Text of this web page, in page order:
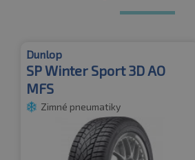
Dunlop
SP Winter Sport 3D AO
MFS
Zimné pneumatiky